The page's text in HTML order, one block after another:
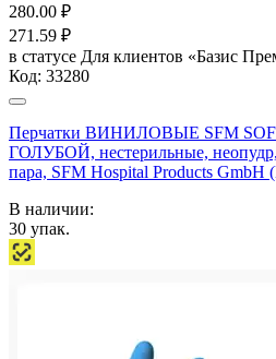
280.00 ₽
271.59 ₽
в статусе Для клиентов «Базис
Код: 33280
Перчатки ВИНИЛОВЫЕ SFM
ГОЛУБОЙ, нестерильные,
пара, SFM Hospital Products
В наличии:
30 упак.